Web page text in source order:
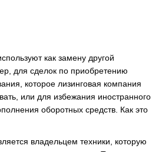
как замену другой
для сделок по приобретению
которое лизинговая компания
или для избежания иностранного
оборотных средств. Как это
владельцем техники, которую